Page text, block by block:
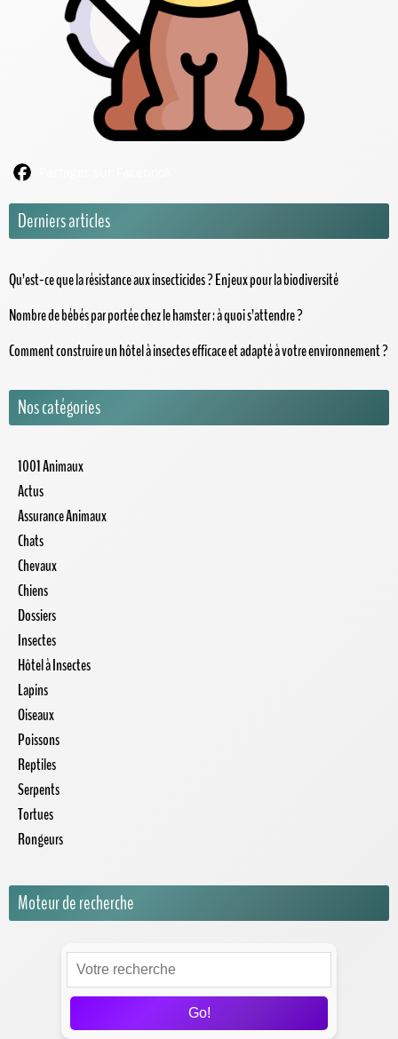
Derniers articles
Qu’est-ce que la résistance aux insecticides ? Enjeux pour la biodiversité
Nombre de bébés par portée chez le hamster : à quoi s’attendre ?
Comment construire un hôtel à insectes efficace et adapté à votre environnement ?
Nos catégories
1001 Animaux
Actus
Assurance Animaux
Chats
Chevaux
Chiens
Dossiers
Insectes
Hôtel à Insectes
Lapins
Oiseaux
Poissons
Reptiles
Serpents
Tortues
Rongeurs
Moteur de recherche
Go!